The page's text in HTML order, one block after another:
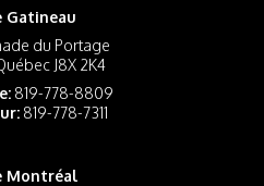
Gatineau
du Portage
J8X 2K4
819-778-8809
819-778-7311
Montréal